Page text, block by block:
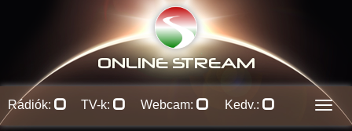
ONLINE STREAM
Rádiók: TV-k: Webcam: Kedv.: